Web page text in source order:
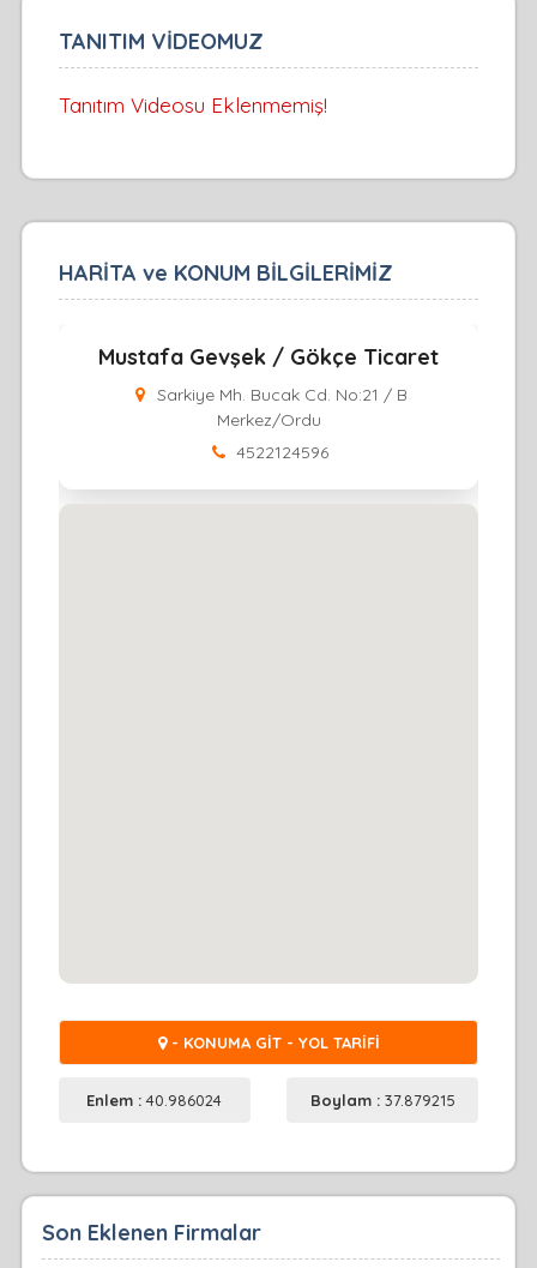
TANITIM VİDEOMUZ
Tanıtım Videosu Eklenmemiş!
HARİTA ve KONUM BİLGİLERİMİZ
Mustafa Gevşek / Gökçe Ticaret
Sarkiye Mh. Bucak Cd. No:21 / B
Merkez/Ordu
4522124596
- KONUMA GİT - YOL TARİFİ
Enlem :40.986024 Boylam : 37.879215
Son Eklenen Firmalar